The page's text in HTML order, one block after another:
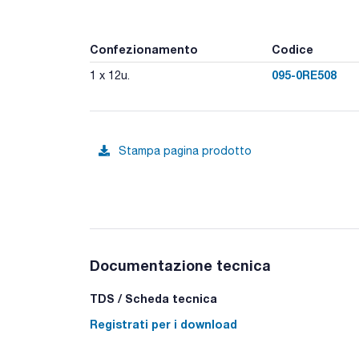
Confezionamento Codice
1 x 12u. 095-0RE508
Stampa pagina prodotto
Documentazione tecnica
TDS / Scheda tecnica
Registrati per i download